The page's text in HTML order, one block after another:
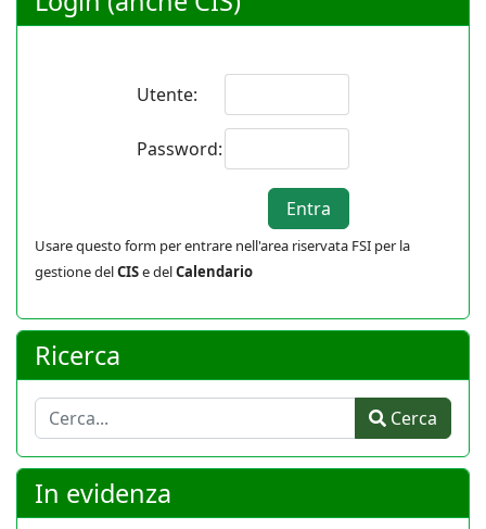
Utente:
Password:
Usare questo form per entrare nell'area riservata FSI per la
gestione delCISe delCalendario
Ricerca
Cerca Cerca
In evidenza